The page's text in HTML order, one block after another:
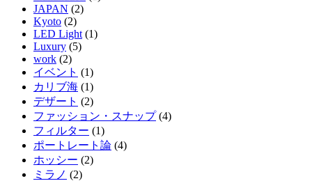
JAPAN (2)
Kyoto (2)
LED Light (1)
Luxury (5)
work (2)
イベント (1)
カリブ海 (1)
デザート (2)
ファッション・スナップ(4)
フィルター (1)
ポートレート論 (4)
ホッシー (2)
ミラノ (2)